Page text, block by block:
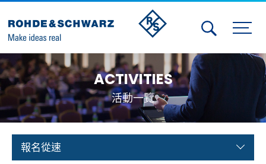
Activities
Contact Us
Member
Calendar
ACTIVITIES
活動一覽
報名從速